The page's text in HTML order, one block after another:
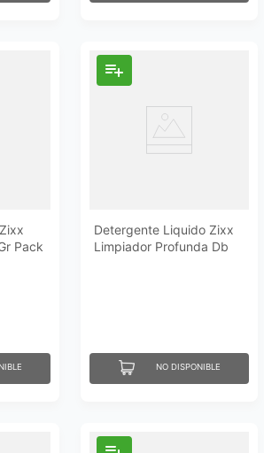
Pack
Detergente Liquido Zixx
Limpiador Profunda Db
NO DISPONIBLE